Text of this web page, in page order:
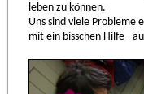
leben zu können.
Uns sind viele Probleme
mit ein bisschen Hilfe -